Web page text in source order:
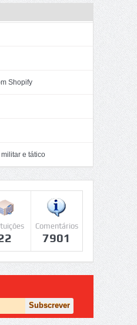
Shopify
e tático
Comentários
7901